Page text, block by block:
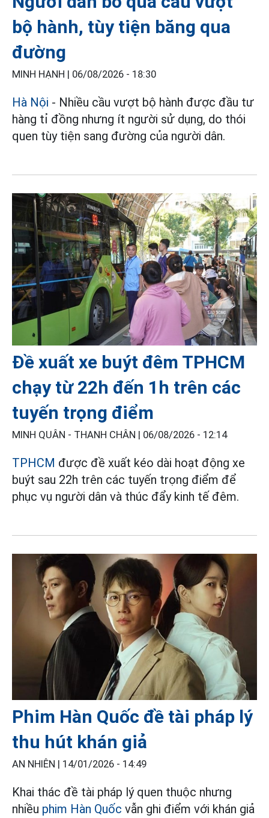
bộ hành, tùy tiện băng qua
đường
MINH HẠNH | 06/08/2026 - 18:30
Hà Nội - Nhiều cầu vượt bộ hành được đầu tư
hàng tỉ đồng nhưng ít người sử dụng, do thói
quen tùy tiện sang đường của người dân.
Đề xuất xe buýt đêm TPHCM
chạy từ 22h đến 1h trên các
tuyến trọng điểm
MINH QUÂN - THANH CHÂN | 06/08/2026 - 12:14
TPHCM được đề xuất kéo dài hoạt động xe
buýt sau 22h trên các tuyến trọng điểm để
phục vụ người dân và thúc đẩy kinh tế đêm.
Phim Hàn Quốc đề tài pháp lý
thu hút khán giả
AN NHIÊN | 14/01/2026 - 14:49
Khai thác đề tài pháp lý quen thuộc nhưng
nhiều phim Hàn Quốc vẫn ghi điểm với khán giả